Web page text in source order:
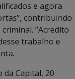
e agora
contribuindo
“Acredito
trabalho e
Capital, 20